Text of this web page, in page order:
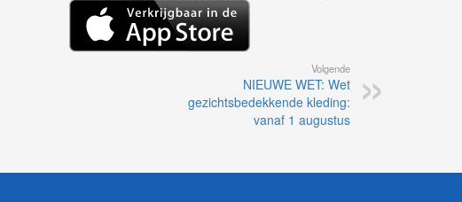
Volgende
NIEUWE WET: Wet
gezichtsbedekkende kleding:
vanaf 1 augustus